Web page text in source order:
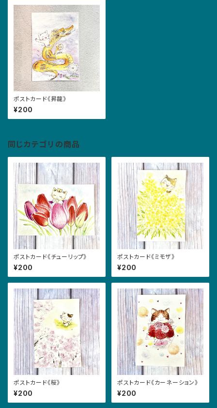
ポストカード《昇龍》
¥200
同じカテゴリの商品
ポストカード《チューリップ》
¥200
ポストカード《ミモザ》
¥200
ポストカード《桜》
¥200
ポストカード《カーネーション》
¥200